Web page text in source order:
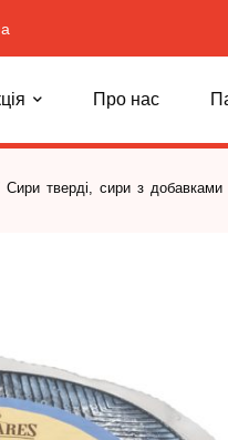
Про нас
Сири тверді, сири з добавками